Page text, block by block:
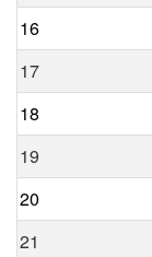
16
17
18
19
20
21